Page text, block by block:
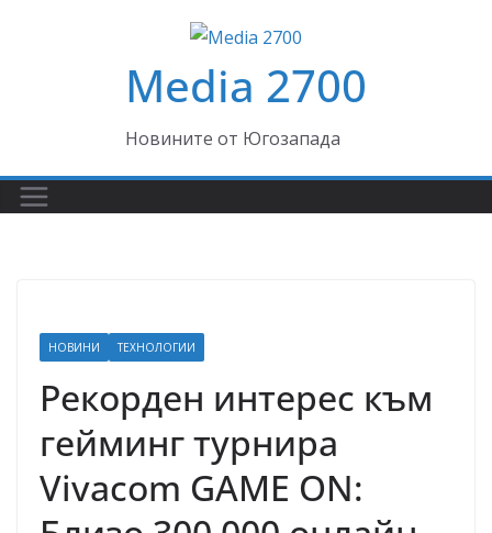
Media 2700
Новините от Югозапада
НОВИНИ ТЕХНОЛОГИИ
Рекорден интерес към
гейминг турнира
Vivacom GAME ON: